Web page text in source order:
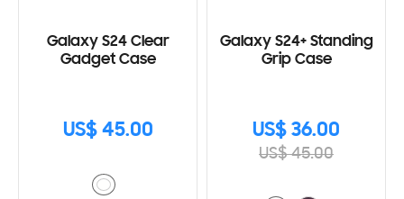
Galaxy S24 Clear
Gadget Case
US$ 45.00
Galaxy S24+ Standing
Grip Case
US$ 36.00
US$ 45.00